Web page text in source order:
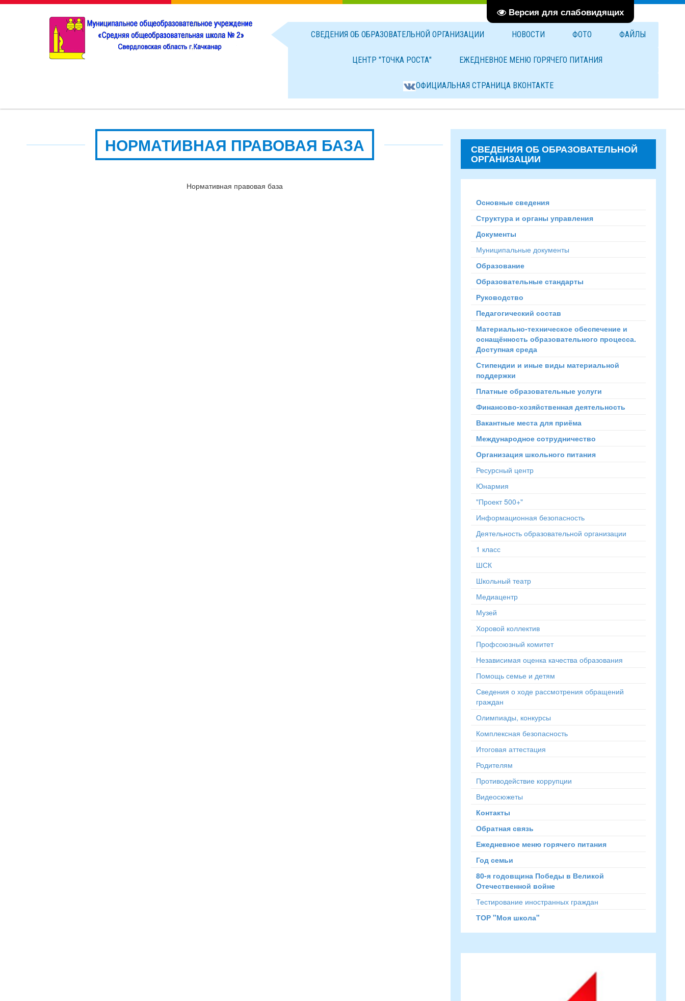
Версия для слабовидящих
СВЕДЕНИЯ ОБ ОБРАЗОВАТЕЛЬНОЙ ОРГАНИЗАЦИИ НОВОСТИ ФОТО ФАЙЛЫ
ЦЕНТР "ТОЧКА РОСТА" ЕЖЕДНЕВНОЕ МЕНЮ ГОРЯЧЕГО ПИТАНИЯ
ОФИЦИАЛЬНАЯ СТРАНИЦА ВКОНТАКТЕ
НОРМАТИВНАЯ ПРАВОВАЯ БАЗА
Нормативная правовая база
СВЕДЕНИЯ ОБ ОБРАЗОВАТЕЛЬНОЙ
ОРГАНИЗАЦИИ
Основные сведения
Структура и органы управления
Документы
Муниципальные документы
Образование
Образовательные стандарты
Руководство
Педагогический состав
Материально-техническое обеспечение и
оснащённость образовательного процесса.
Доступная среда
Стипендии и иные виды материальной
поддержки
Платные образовательные услуги
Финансово-хозяйственная деятельность
Вакантные места для приёма
Международное сотрудничество
Организация школьного питания
Ресурсный центр
Юнармия
"Проект 500+"
Информационная безопасность
Деятельность образовательной организации
1 класс
ШСК
Школьный театр
Медиацентр
Музей
Хоровой коллектив
Профсоюзный комитет
Независимая оценка качества образования
Помощь семье и детям
Сведения о ходе рассмотрения обращений
граждан
Олимпиады, конкурсы
Комплексная безопасность
Итоговая аттестация
Родителям
Противодействие коррупции
Видеосюжеты
Контакты
Обратная связь
Ежедневное меню горячего питания
Год семьи
80-я годовщина Победы в Великой
Отечественной войне
Тестирование иностранных граждан
ТОР "Моя школа"